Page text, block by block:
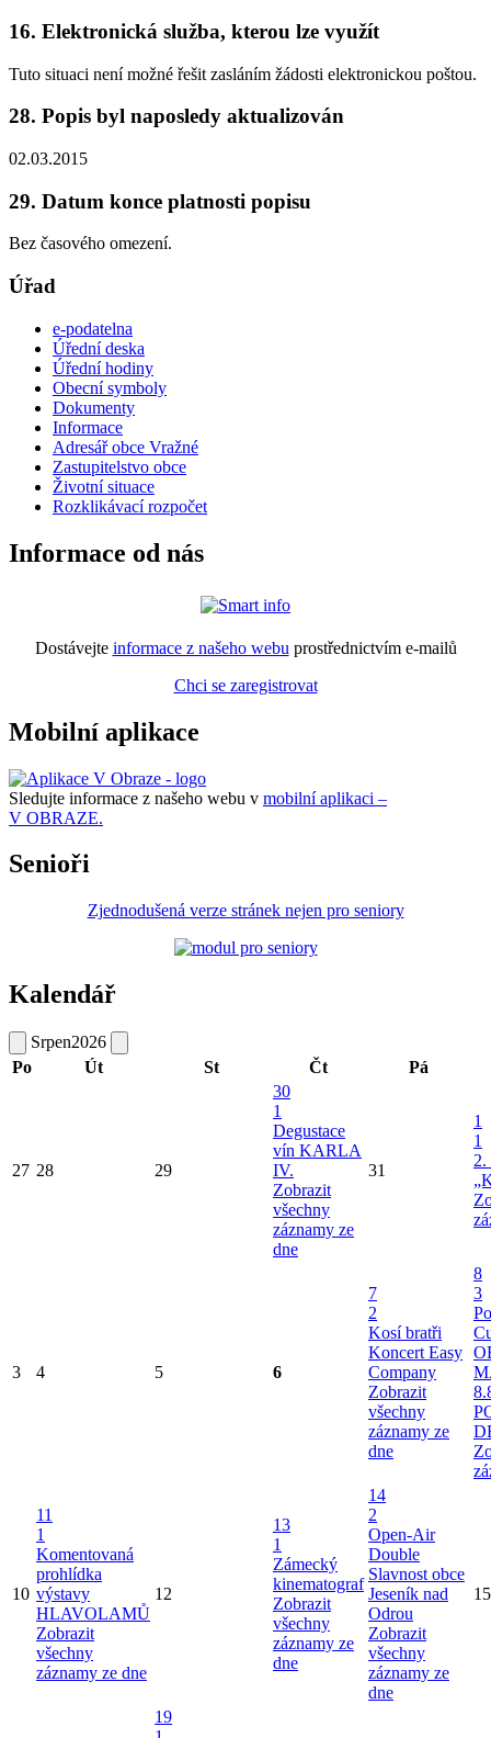
16. Elektronická služba, kterou lze využít
Tuto situaci není možné řešit zasláním žádosti elektronickou poštou.
28. Popis byl naposledy aktualizován
02.03.2015
29. Datum konce platnosti popisu
Bez časového omezení.
Úřad
e-podatelna
Úřední deska
Úřední hodiny
Obecní symboly
Dokumenty
Informace
Adresář obce Vražné
Zastupitelstvo obce
Životní situace
Rozklikávací rozpočet
Informace od nás
Dostávejte informace z našeho webu prostřednictvím e-mailů
Chci se zaregistrovat
Mobilní aplikace
Sledujte informace z našeho webu v mobilní aplikaci –
V OBRAZE.
Senioři
Zjednodušená verze stránek nejen pro seniory
Kalendář
Srpen2026
Po
Út St Čt Pá
27 28 29
30
1
Degustace
vín KARLA
IV.
Zobrazit
všechny
záznamy ze
dne
31
1
1
2.
3 4 5 6
7
2
Kosí bratři
Koncert Easy
Company
Zobrazit
všechny
záznamy ze
dne
8
3
10
11
1
Komentovaná
prohlídka
výstavy
HLAVOLAMŮ
Zobrazit
všechny
záznamy ze dne
12
13
1
Zámecký
kinematograf
Zobrazit
všechny
záznamy ze
dne
14
2
Open-Air
Double
Slavnost obce
Jeseník nad
Odrou
Zobrazit
všechny
záznamy ze
dne
15
19